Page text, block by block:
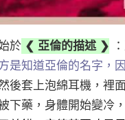
於❮ 亞倫的描述 ❯
是知道亞倫的名字，
後套上泡綿耳機，裡
下藥，身體開始變冷，